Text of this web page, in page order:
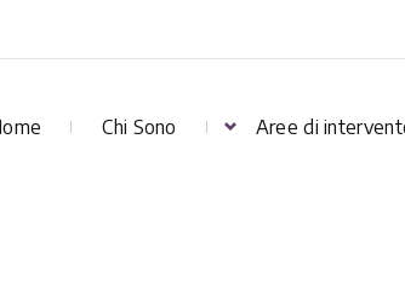
Chi Sono Aree di